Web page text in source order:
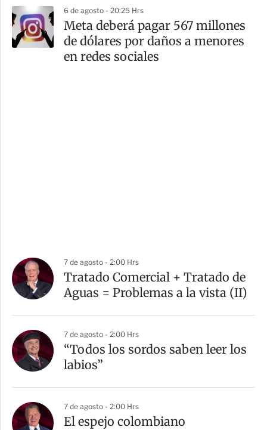
6 de agosto - 20:25 Hrs
Meta deberá pagar 567 millones
de dólares por daños a menores
en redes sociales
7 de agosto - 2:00 Hrs
Tratado Comercial + Tratado de
Aguas = Problemas a la vista (II)
7 de agosto - 2:00 Hrs
“Todos los sordos saben leer los
labios”
7 de agosto - 2:00 Hrs
El espejo colombiano